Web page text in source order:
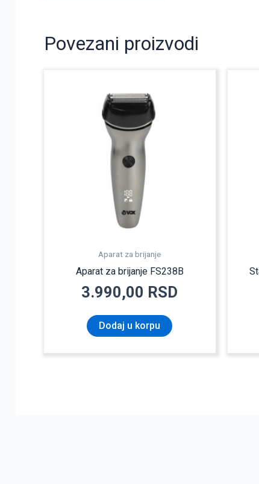
Povezani proizvodi
Aparat za brijanje
Aparat za brijanje FS238B
3.990,00 RSD
Dodaj u korpu